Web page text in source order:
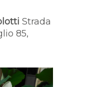
Strada
85,